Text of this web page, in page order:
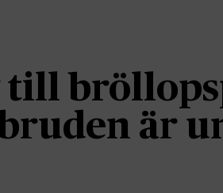
till
är